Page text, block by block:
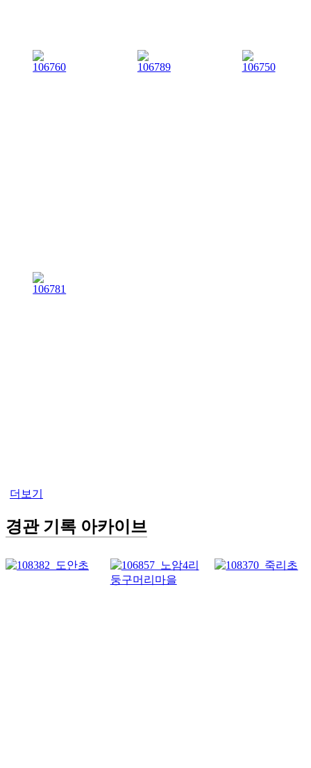
더보기
경관 기록 아카이브